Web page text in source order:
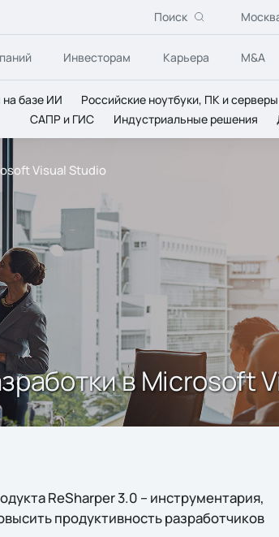
Поиск
Инвесторам Карьера M&A
базе ИИ Российские ноутбуки, ПК и серверы
САПР и ГИС
Индустриальные решения
Visual Studio
в Microsoft
ReSharper 3.0 – инструментария,
продуктивность разработчиков